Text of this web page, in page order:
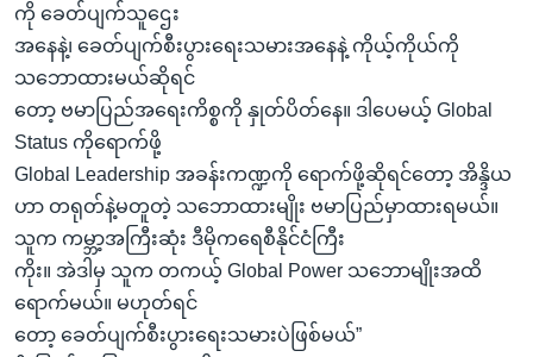
ကို ခေတ်ပျက်သူဌေး
အနေနဲ့၊ ခေတ်ပျက်စီးပွားရေးသမားအနေနဲ့ ကိုယ့်ကိုယ်ကို
သဘောထားမယ်ဆိုရင်
တော့ ဗမာပြည်အရေးကိစ္စကို နှုတ်ပိတ်နေ။ ဒါပေမယ့် Global
Status ကိုရောက်ဖို့
Global Leadership အခန်းကဏ္ဍကို ရောက်ဖို့ဆိုရင်တော့ အိန္ဒိယ
ဟာ တရုတ်နဲ့မတူတဲ့ သဘောထားမျိုး ဗမာပြည်မှာထားရမယ်။
သူက ကမ္ဘာ့အကြီးဆုံး ဒီမိုကရေစီနိုင်ငံကြီး
ကိုး။ အဲဒါမှ သူက တကယ့် Global Power သဘောမျိုးအထိ
ရောက်မယ်။ မဟုတ်ရင်
တော့ ခေတ်ပျက်စီးပွားရေးသမားပဲဖြစ်မယ်”